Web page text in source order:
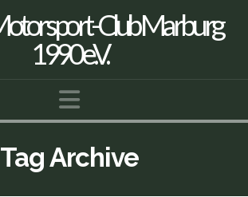
Navigation
Tag Archive